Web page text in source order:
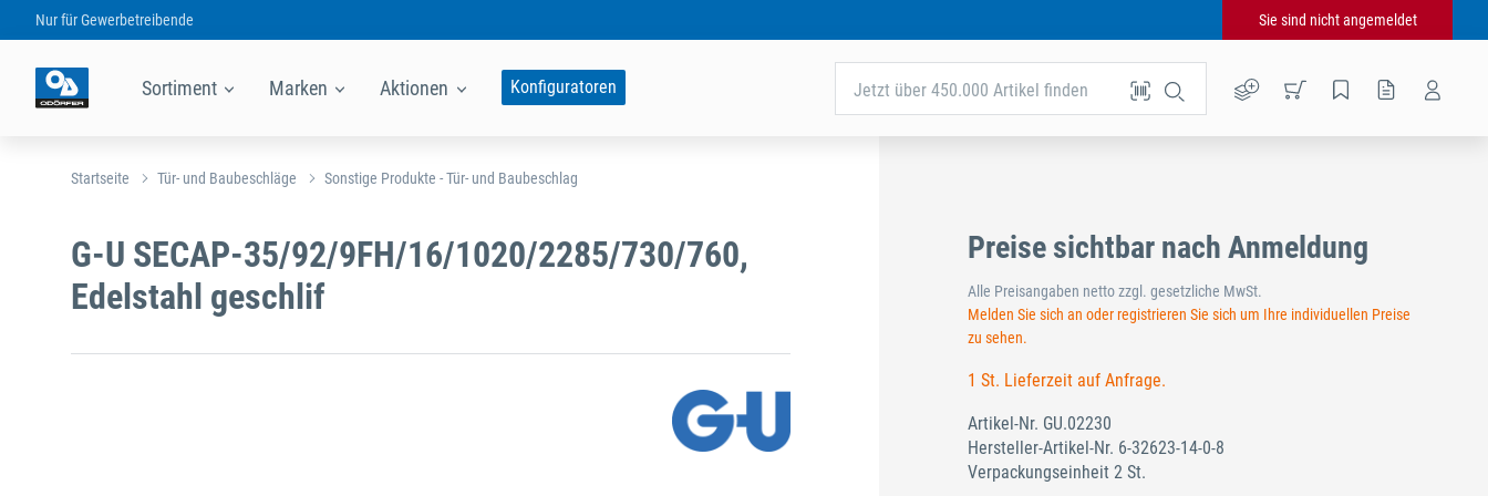
Nur fürGewerbetreibende Sie sind nicht angemeldet
Sortiment Marken Aktionen Konfiguratoren Jetzt über 450.000 Artikel finden
Startseite Tür- und Baubeschläge Sonstige Produkte - Tür- und Baubeschlag
G-U SECAP-35/92/9FH/16/1020/2285/730/760,
Edelstahl geschlif
Preise sichtbar nach Anmeldung
Alle Preisangaben netto zzgl. gesetzliche MwSt.
Melden Sie sich an oder registrieren Sie sich um Ihre individuellen Preise
zu sehen.
1 St. Lieferzeit auf Anfrage.
Artikel-Nr. GU.02230
Hersteller-Artikel-Nr. 6-32623-14-0-8
Verpackungseinheit 2 St.